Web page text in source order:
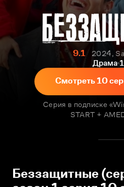
9.1
2024,
Драма
Смотреть 10
Серия в подписке
START +
Беззащитные